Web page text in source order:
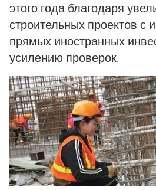
этого года благодаря
строительных проектов с
прямых иностранных
усилению проверок.